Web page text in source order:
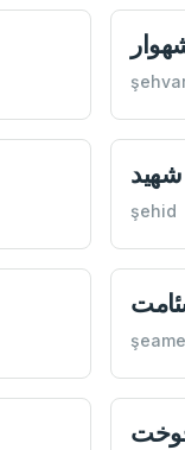
شهيد
şehid